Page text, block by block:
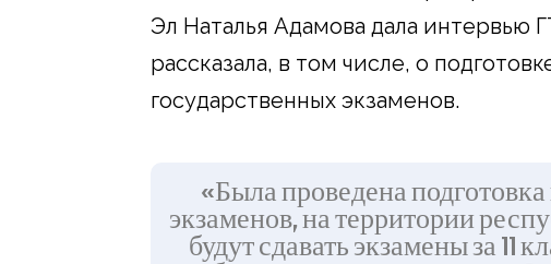
Эл Наталья Адамова дала интервью
рассказала, в том числе, о
государственных экзаменов.
«Была проведена
экзаменов, на территории
будут сдавать экзамены за 11